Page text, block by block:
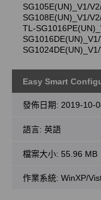
SG105E(UN)_V1/
SG108E(UN)_V1/
TL-
Easy Smart
發佈日期: 2019-10-
語言: 英語
檔案大小: 55.96 MB
作業系統: WinXP/